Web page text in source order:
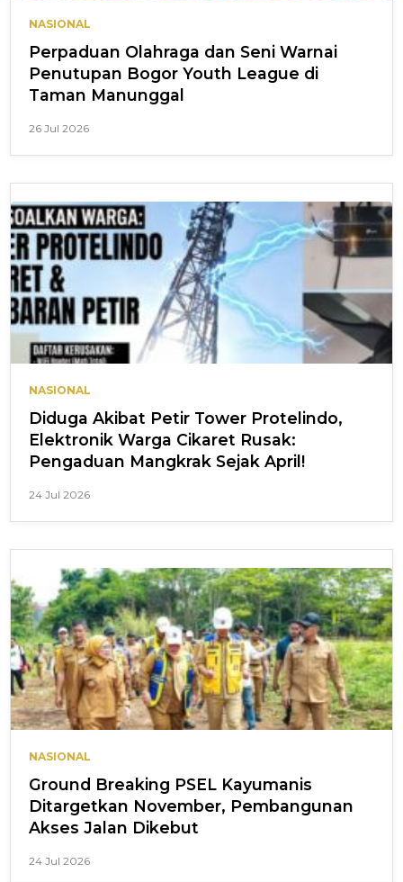
NASIONAL
Perpaduan Olahraga dan Seni Warnai
Penutupan Bogor Youth League di
Taman Manunggal
26 Jul 2026
NASIONAL
Diduga Akibat Petir Tower Protelindo,
Elektronik Warga Cikaret Rusak:
Pengaduan Mangkrak Sejak April!
24 Jul 2026
NASIONAL
Ground Breaking PSEL Kayumanis
Ditargetkan November, Pembangunan
Akses Jalan Dikebut
24 Jul 2026